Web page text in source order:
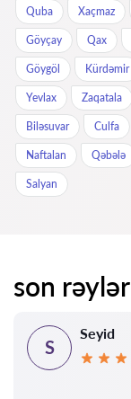
Quba Xaçmaz
Göyçay Qax
Göygöl Kürdəmir
Yevlax Zaqatala
Biləsuvar Culfa
Naftalan Qəbələ
Salyan
son rəylər
S
Seyid